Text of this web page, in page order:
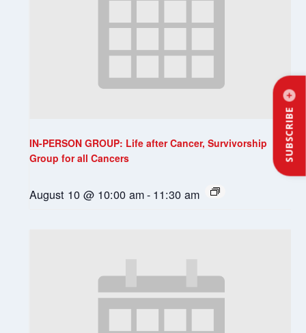
SUBSCRIBE
IN-PERSON GROUP: Life after Cancer, Survivorship
Group for all Cancers
August 10 @ 10:00 am- 11:30 am